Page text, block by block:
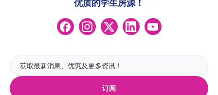
订阅
优质的学生房源！